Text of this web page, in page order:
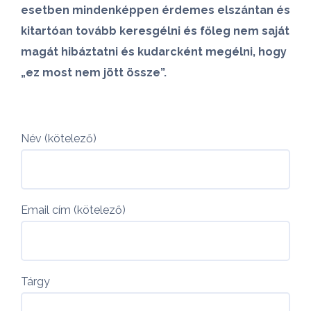
esetben mindenképpen érdemes elszántan és
kitartóan tovább keresgélni és főleg nem saját
magát hibáztatni és kudarcként megélni, hogy
„ez most nem jött össze”.
Név (kötelező)
Email cím (kötelező)
Tárgy